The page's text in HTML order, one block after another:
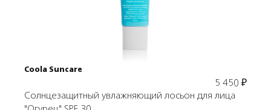
В корзину
Coola Suncare
5 450 ₽
Солнцезащитный увлажняющий лосьон для лица